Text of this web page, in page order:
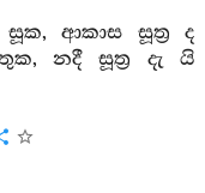
ආකාස සූත්‍ර ද
නදී සූත්‍ර දැ යි